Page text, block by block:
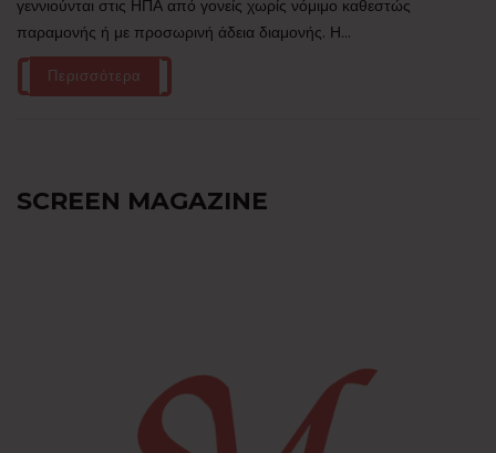
γεννιούνται στις ΗΠΑ από γονείς χωρίς νόμιμο καθεστώς
παραμονής ή με προσωρινή άδεια διαμονής. Η...
Περισσότερα
SCREEN MAGAZINE